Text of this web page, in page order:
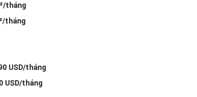
tháng
tháng
USD/tháng
USD/tháng